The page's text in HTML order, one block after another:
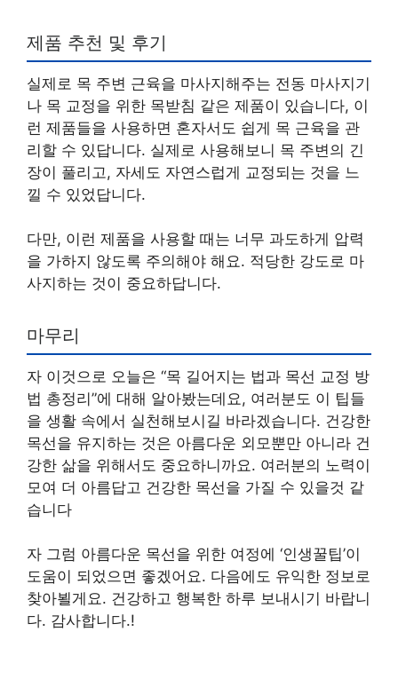
제품 추천 및 후기
실제로 목 주변 근육을 마사지해주는 전동 마사지기
나 목 교정을 위한 목받침 같은 제품이 있습니다, 이
런 제품들을 사용하면 혼자서도 쉽게 목 근육을 관
리할 수 있답니다. 실제로 사용해보니 목 주변의 긴
장이 풀리고, 자세도 자연스럽게 교정되는 것을 느
낄 수 있었답니다.
다만, 이런 제품을 사용할 때는 너무 과도하게 압력
을 가하지 않도록 주의해야 해요. 적당한 강도로 마
사지하는 것이 중요하답니다.
마무리
자 이것으로 오늘은 “목 길어지는 법과 목선 교정 방
법 총정리”에 대해 알아봤는데요, 여러분도 이 팁들
을 생활 속에서 실천해보시길 바라겠습니다. 건강한
목선을 유지하는 것은 아름다운 외모뿐만 아니라 건
강한 삶을 위해서도 중요하니까요. 여러분의 노력이
모여 더 아름답고 건강한 목선을 가질 수 있을것 같
습니다
자 그럼 아름다운 목선을 위한 여정에 ‘인생꿀팁’이
도움이 되었으면 좋겠어요. 다음에도 유익한 정보로
찾아뵐게요. 건강하고 행복한 하루 보내시기 바랍니
다. 감사합니다.!